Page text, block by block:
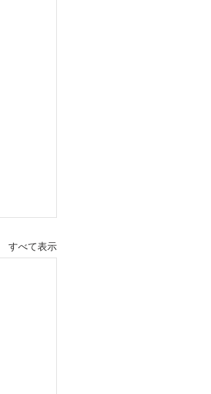
すべて表示